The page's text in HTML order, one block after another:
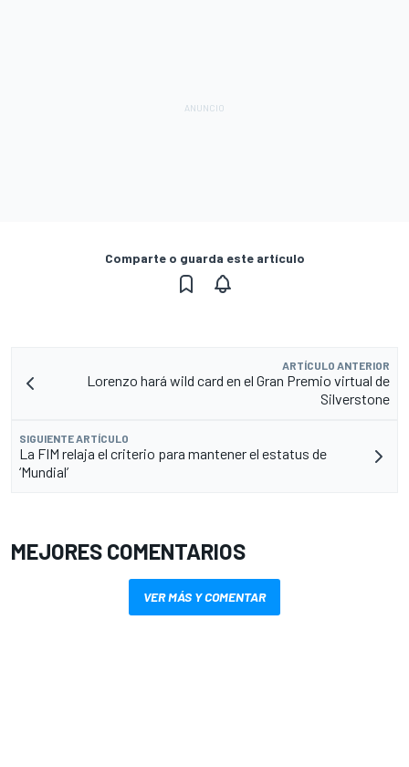
Comparte o guarda este artículo
ARTÍCULO ANTERIOR
Lorenzo hará wild card en el Gran Premio virtual de
Silverstone
SIGUIENTE ARTÍCULO
La FIM relaja el criterio para mantener el estatus de
‘Mundial’
MEJORES COMENTARIOS
VER MÁS Y COMENTAR